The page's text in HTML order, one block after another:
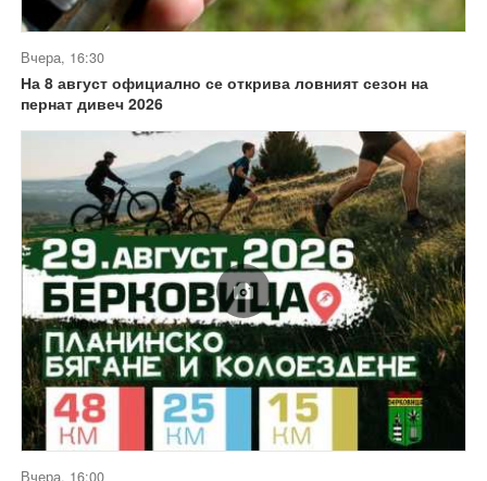
Вчера, 16:30
На 8 август официално се открива ловният сезон на
пернат дивеч 2026
Вчера, 16:00